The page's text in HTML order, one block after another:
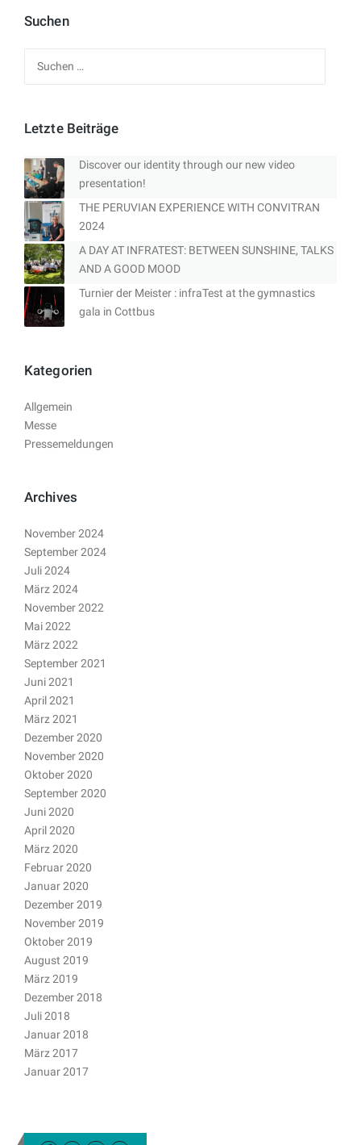
Suchen
Letzte Beiträge
Discover our identity through our new video
presentation!
THE PERUVIAN EXPERIENCE WITH CONVITRAN
2024
A DAY AT INFRATEST: BETWEEN SUNSHINE, TALKS
AND A GOOD MOOD
Turnier der Meister : infraTest at the gymnastics
gala in Cottbus
Kategorien
Allgemein
Messe
Pressemeldungen
Archives
November 2024
September 2024
Juli 2024
März 2024
November 2022
Mai 2022
März 2022
September 2021
Juni 2021
April 2021
März 2021
Dezember 2020
November 2020
Oktober 2020
September 2020
Juni 2020
April 2020
März 2020
Februar 2020
Januar 2020
Dezember 2019
November 2019
Oktober 2019
August 2019
März 2019
Dezember 2018
Juli 2018
Januar 2018
März 2017
Januar 2017